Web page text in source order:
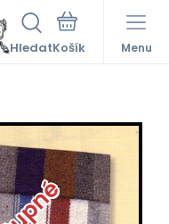
Hledat Menu